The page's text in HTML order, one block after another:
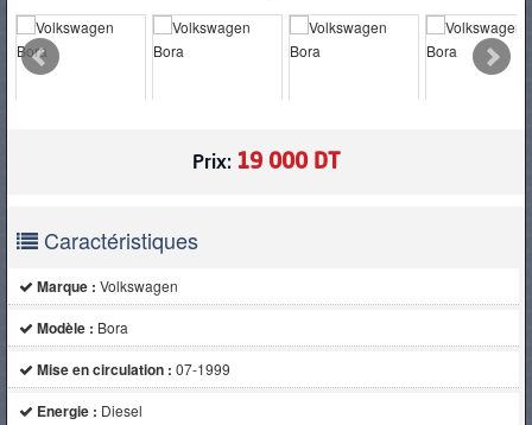
Prix: 19 000 DT
Caractéristiques
Marque : Volkswagen
Modèle : Bora
Mise en circulation : 07-1999
Energie : Diesel